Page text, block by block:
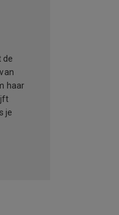
de
haar
je